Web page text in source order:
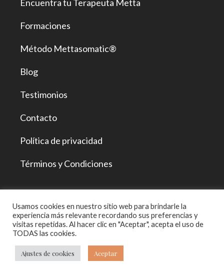
Encuentra tu Terapeuta Metta
Formaciones
Método Mettasomatic®
Blog
Testimonios
Contacto
Política de privacidad
Términos y Condiciones
ESCUELAMETTA METTASOMATIC®
2023 Todos los derechos reservados
Desarrollado por: 2pixeles.com
Usamos cookies en nuestro sitio web para brindarle la
experiencia más relevante recordando sus preferencias y
visitas repetidas. Al hacer clic en "Aceptar", acepta el uso de
TODAS las cookies.
Ajustes de cookies Aceptar